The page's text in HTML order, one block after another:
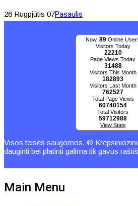
26 Rugpjūtis 07Pasaulis
Now, 89 Online
Visitors Today
22210
Page Views Today
31488
Visitors This Month
182893
Visitors Last Month
762527
Total Page Views
60740154
Total Visitors
59712988
View Stats
Visos teisės saugomos. ©
dauginti bei platinti galima tik gavus
Main Menu